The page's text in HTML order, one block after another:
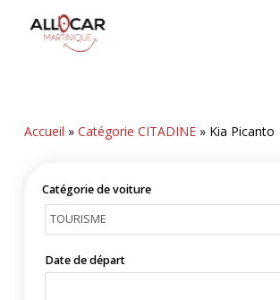
Accueil » Catégorie CITADINE» Kia Picanto
Catégorie de voiture
Date de départ